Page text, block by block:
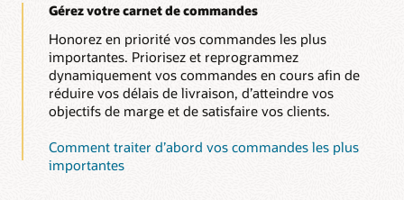
Gérez votre carnet de commandes
Honorez en priorité vos commandes les plus
importantes. Priorisez et reprogrammez
dynamiquement vos commandes en cours afin de
réduire vos délais de livraison, d’atteindre vos
objectifs de marge et de satisfaire vos clients.
Comment traiter d’abord vos commandes les plus
importantes